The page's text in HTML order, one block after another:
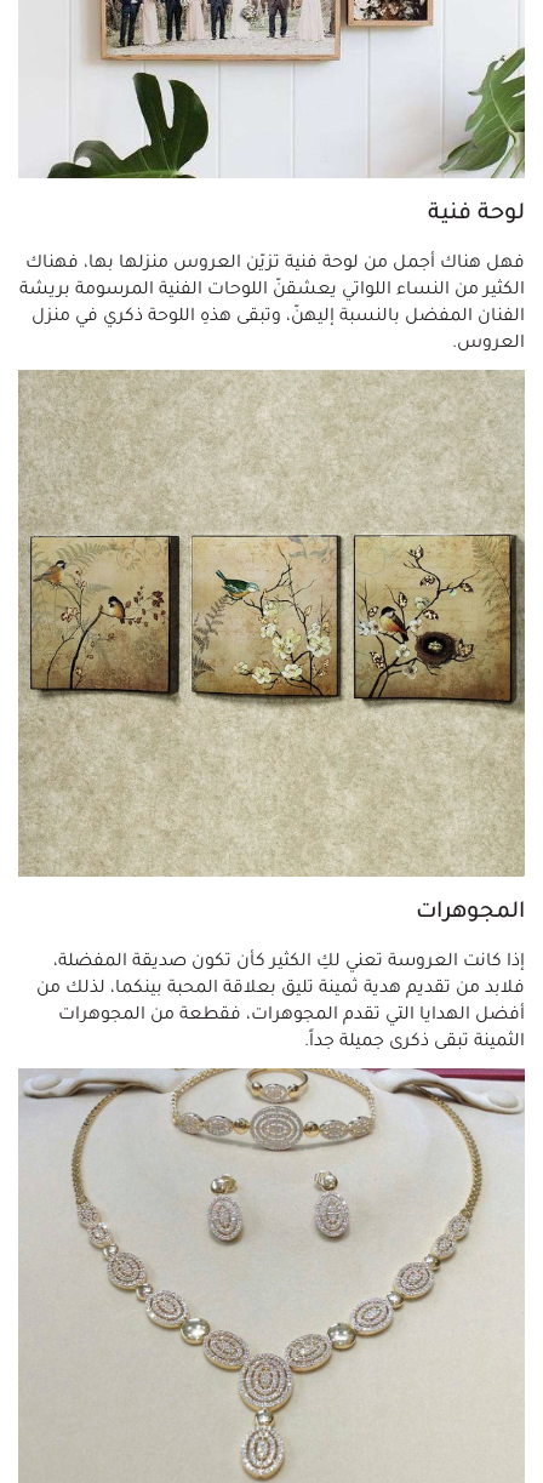
لوحة فنية
فهل هناك أجمل من لوحة فنية تزيّن العروس منزلها بها، فهناك
الكثير من النساء اللواتي يعشقنّ اللوحات الفنية المرسومة بريشة
الفنان المفضل بالنسبة إليهنّ، وتبقى هذهِ اللوحة ذكري في منزل
العروس.
المجوهرات
إذا كانت العروسة تعني لكِ الكثير كأن تكون صديقة المفضلة،
فلابد من تقديم هدية ثمينة تليق بعلاقة المحبة بينكما، لذلك من
أفضل الهدايا التي تقدم المجوهرات، فقطعة من المجوهرات
الثمينة تبقى ذكرى جميلة جداً.